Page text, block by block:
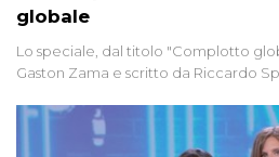
globale
Lo speciale, dal titolo "Complotto
Gaston Zama e scritto da Riccardo
racconta l'universo delle narrazioni
globali e del complottismo che negli